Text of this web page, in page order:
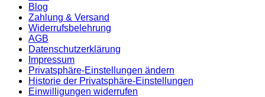
Blog
Zahlung & Versand
Widerrufsbelehrung
AGB
Datenschutzerklärung
Impressum
Privatsphäre-Einstellungen ändern
Historie der Privatsphäre-Einstellungen
Einwilligungen widerrufen